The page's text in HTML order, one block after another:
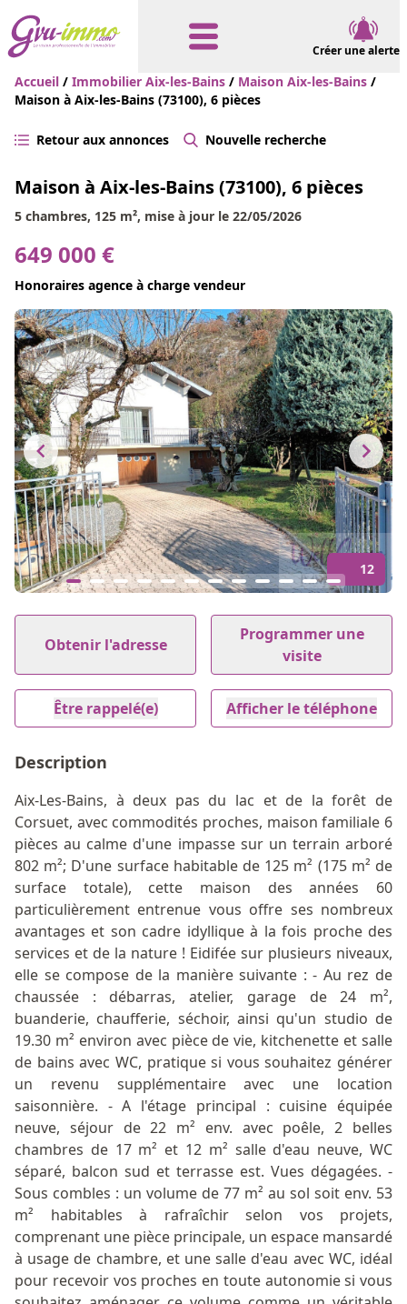
Créer une alerte
Accueil / Immobilier Aix-les-Bains / Maison Aix-les-Bains /
Maison à Aix-les-Bains (73100), 6 pièces
Retour aux annonces Nouvelle recherche
Maison à Aix-les-Bains (73100), 6 pièces
5 chambres, 125 m², mise à jour le 22/05/2026
649 000 €
Honoraires agence à charge vendeur
12
1
12
Obtenir l'adresse
Programmer une
visite
Être rappelé(e) Afficher le téléphone
Description
Aix-Les-Bains, à deux pas du lac et de la forêt de
Corsuet, avec commodités proches, maison familiale 6
pièces au calme d'une impasse sur un terrain arboré
802 m²; D'une surface habitable de 125 m² (175 m² de
surface totale), cette maison des années 60
particulièrement entrenue vous offre ses nombreux
avantages et son cadre idyllique à la fois proche des
services et de la nature ! Eidifée sur plusieurs niveaux,
elle se compose de la manière suivante : - Au rez de
chaussée : débarras, atelier, garage de 24 m²,
buanderie, chaufferie, séchoir, ainsi qu'un studio de
19.30 m² environ avec pièce de vie, kitchenette et salle
de bains avec WC, pratique si vous souhaitez générer
un revenu supplémentaire avec une location
saisonnière. - A l'étage principal : cuisine équipée
neuve, séjour de 22 m² env. avec poêle, 2 belles
chambres de 17 m² et 12 m² salle d'eau neuve, WC
séparé, balcon sud et terrasse est. Vues dégagées. -
Sous combles : un volume de 77 m² au sol soit env. 53
m² habitables à rafraîchir selon vos projets,
comprenant une pièce principale, un espace mansardé
à usage de chambre, et une salle d'eau avec WC, idéal
pour recevoir vos proches en toute autonomie si vous